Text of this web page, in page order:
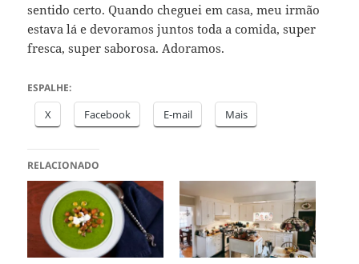
sentido certo. Quando cheguei em casa, meu irmão
estava lá e devoramos juntos toda a comida, super
fresca, super saborosa. Adoramos.
ESPALHE:
X Facebook E-mail Mais
RELACIONADO